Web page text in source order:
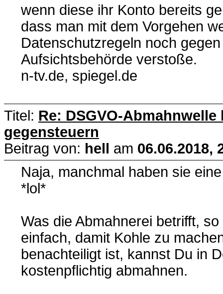
wenn diese ihr Konto bereits
dass man mit dem Vorgehen
Datenschutzregeln noch
Aufsichtsbehörde verstoße.
n-tv.de, spiegel.de
Titel: Re: DSGVO-
gegensteuern
Beitrag von: hell am 06.06.2018,
Naja, manchmal haben sie
*lol*
Was die Abmahnerei betrifft,
einfach, damit Kohle zu
benachteiligt ist, kannst Du in
kostenpflichtig abmahnen.